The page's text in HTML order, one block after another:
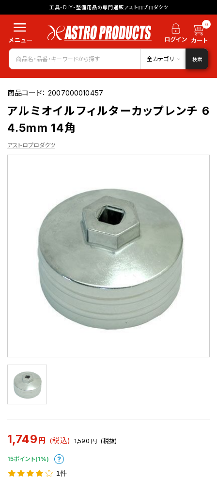
工具・DIY・整備用品の専門通販アストロプロダクツ
0
全カテゴリ 検索
商品コード：2007000010457
アルミオイルフィルターカップレンチ 6
4.5mm 14角
アストロプロダクツ
1,749 円 (税込) 1,590 円 (税抜)
15ポイント(1%)
1件